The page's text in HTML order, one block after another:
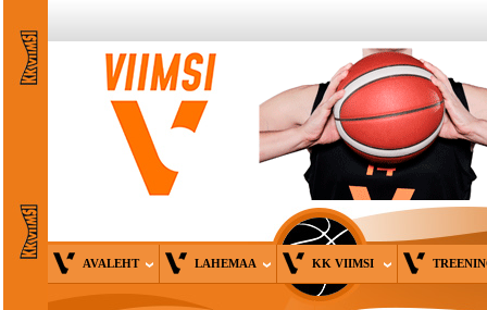
AVALEHT LAHEMAA KK VIIMSI